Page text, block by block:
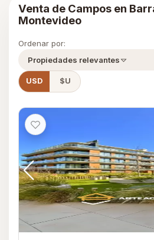
Venta de Campos en
Montevideo
Ordenar por:
Propiedades relevantes
USD $U